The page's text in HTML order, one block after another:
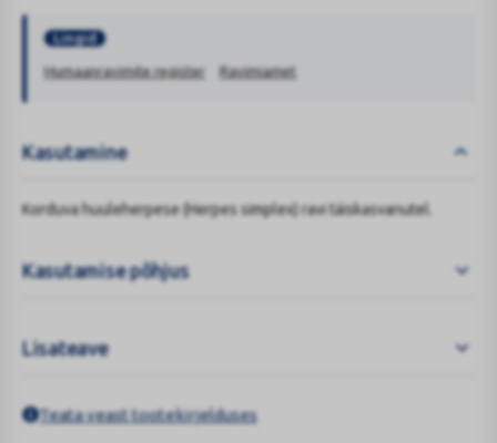
Lingid
Humaanravimite register Ravimiamet
Kasutamine
Korduva huuleherpese (Herpes simplex) ravi täiskasvanutel.
Kasutamise põhjus
Lisateave
Teata veast tootekirjelduses